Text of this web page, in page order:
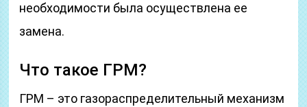
необходимости была осуществлена ее
замена.
Что такое ГРМ?
ГРМ – это газораспределительный механизм